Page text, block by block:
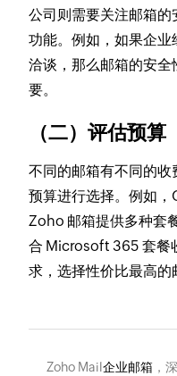
公司则需要关注邮箱
功能。例如，如果企
洽谈，那么邮箱的安
要。
（二）评估预算
不同的邮箱有不同的
预算进行选择。例如，
Zoho 邮箱提供多种套
合 Microsoft 365 套餐
求，选择性价比最高的
Zoho Mail企业邮箱，